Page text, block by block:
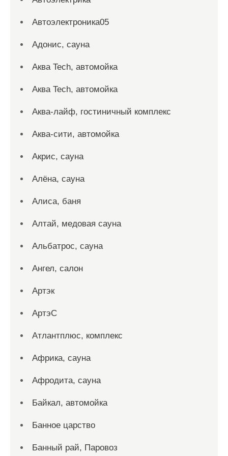
Автоэлектроника05
Адонис, сауна
Аква Tech, автомойка
Аква Tech, автомойка
Аква-лайф, гостиничный комплекс
Аква-сити, автомойка
Акрис, сауна
Алёна, сауна
Алиса, баня
Алтай, медовая сауна
Альбатрос, сауна
Ангел, салон
Артэк
АртэС
Атлантплюс, комплекс
Африка, сауна
Афродита, сауна
Байкал, автомойка
Банное царство
Банный рай, Паровоз